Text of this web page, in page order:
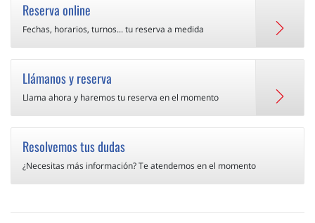
Reserva online
Fechas, horarios, turnos... tu reserva a medida
Llámanos y reserva
Llama ahora y haremos tu reserva en el momento
Resolvemos tus dudas
¿Necesitas más información? Te atendemos en el momento